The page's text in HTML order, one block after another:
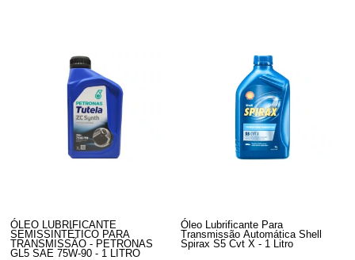
ÓLEO LUBRIFICANTE
SEMISSINTÉTICO PARA
TRANSMISSÃO - PETRONAS
GL5 SAE 75W-90 - 1 LITRO
Óleo Lubrificante Para
Transmissão Automática Shell
Spirax S5 Cvt X - 1 Litro